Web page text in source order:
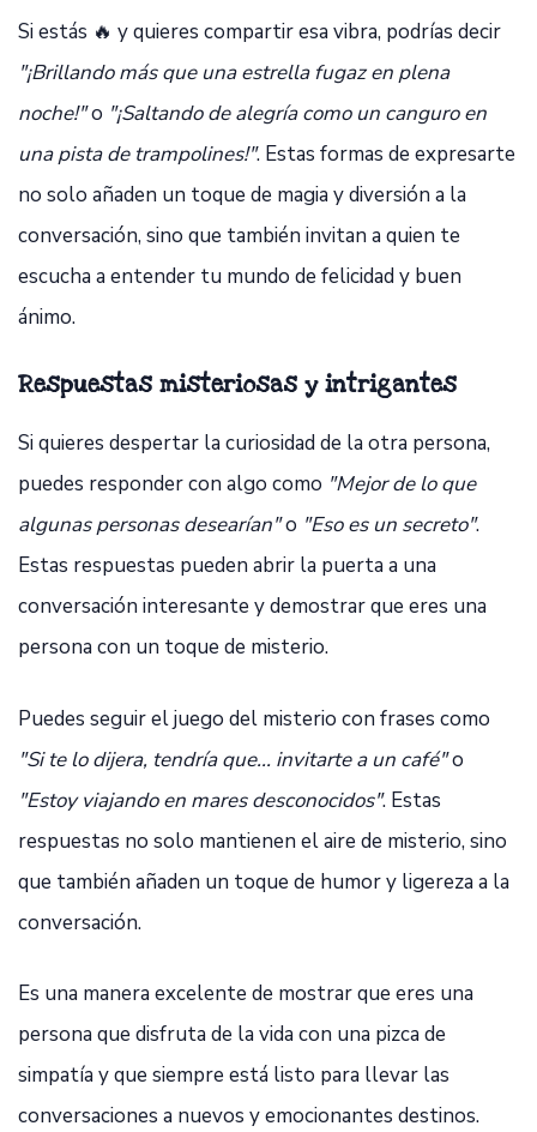
Si estás 🔥 y quieres compartir esa vibra, podrías decir
"¡Brillando más que una estrella fugaz en plena
noche!"o "¡Saltando de alegría como un canguro en
una pista de trampolines!". Estas formas de expresarte
no solo añaden un toque de magia y diversión a la
conversación, sino que también invitan a quien te
escucha a entender tu mundo de felicidad y buen
ánimo.
Respuestas misteriosas y intrigantes
Si quieres despertar la curiosidad de la otra persona,
puedes responder con algo como "Mejor de lo que
algunas personas desearían"o "Eso es un secreto".
Estas respuestas pueden abrir la puerta a una
conversación interesante y demostrar que eres una
persona con un toque de misterio.
Puedes seguir el juego del misterio con frases como
"Si te lo dijera, tendría que... invitarte a un café"o
"Estoy viajando en mares desconocidos". Estas
respuestas no solo mantienen el aire de misterio, sino
que también añaden un toque de humor y ligereza a la
conversación.
Es una manera excelente de mostrar que eres una
persona que disfruta de la vida con una pizca de
simpatía y que siempre está listo para llevar las
conversaciones a nuevos y emocionantes destinos.